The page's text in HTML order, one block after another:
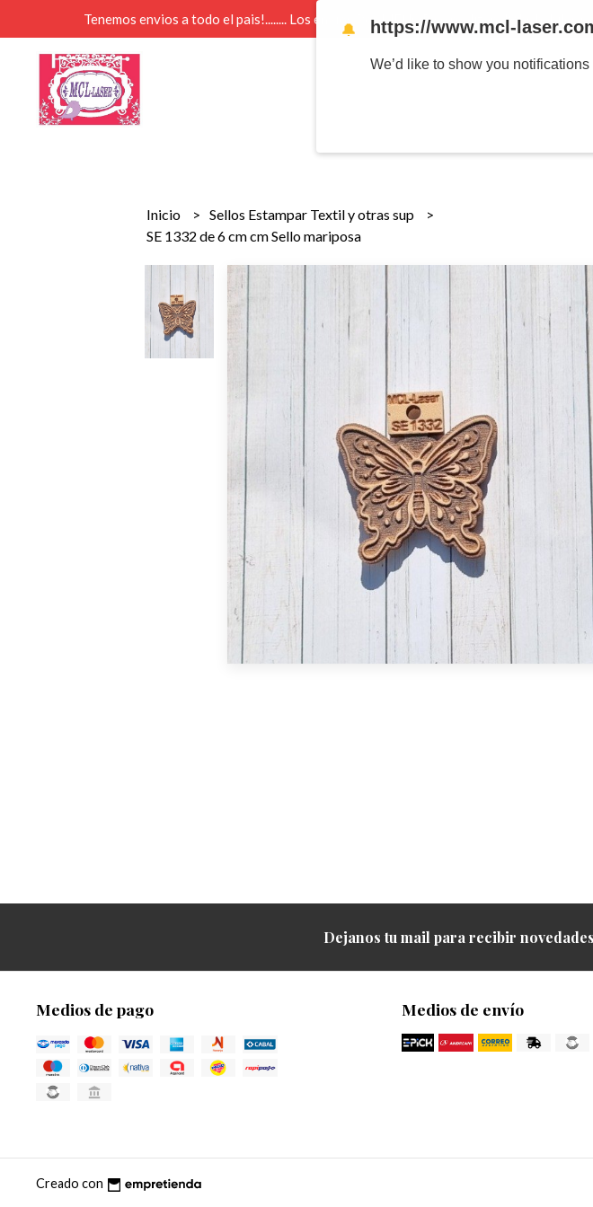
Tenemos envios a todo el pais!........ Los envios Por MENOR se realizan 48 hs
Inicio
Sellos Estampar Textil y otras sup
SE 1332 de 6 cm cm Sello mariposa
Dejanos tu mail para recibir novedades
Medios de pago Medios de envío
Creado con
🔔 https://www.mcl-
We’d like to show you